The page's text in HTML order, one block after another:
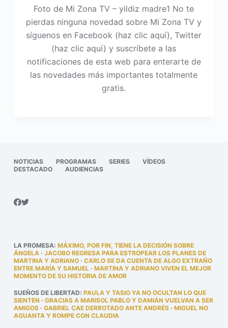
Foto de Mi Zona TV – yildiz madre1 No te
pierdas ninguna novedad sobre Mi Zona TV y
síguenos en Facebook (haz clic aquí), Twitter
(haz clic aquí) y suscríbete a las
notificaciones de esta web para enterarte de
las novedades más importantes totalmente
gratis.
NOTICIAS PROGRAMAS SERIES
VÍDEOS
DESTACADO
AUDIENCIAS
LA PROMESA: MÁXIMO, POR FIN, TIENE LA DECISIÓN SOBRE
ÁNGELA· JACOBO REGRESA PARA ESTROPEAR LOS PLANES DE
MARTINA Y ADRIANO· CARLO SE DA CUENTA DE ALGO EXTRAÑO
ENTRE MARÍA Y SAMUEL· MARTINA Y ADRIANO VIVEN EL MEJOR
MOMENTO DE SU HISTORIA DE AMOR
SUEÑOS DE LIBERTAD: PAULA Y TASIO YA NO OCULTAN LO QUE
SIENTEN · GRACIAS A MARISOL PABLO Y DAMIÁN VUELVAN A SER
AMIGOS· GABRIEL CAE DERROTADO ANTE ANDRÉS· MIGUEL NO
AGUANTA Y ROMPE CON CLAUDIA